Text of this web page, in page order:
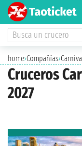
Busca un crucero
home›Compañías›
Cruceros
2027